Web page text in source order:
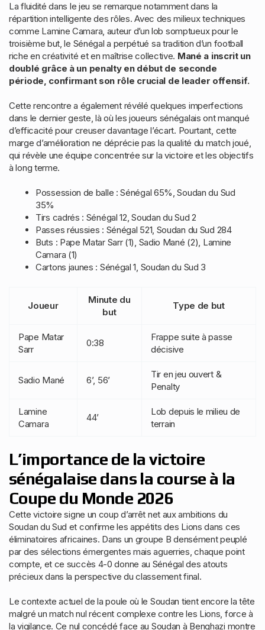
La fluidité dans le jeu se remarque notamment dans la
répartition intelligente des rôles. Avec des milieux techniques
comme Lamine Camara, auteur d’un lob somptueux pour le
troisième but, le Sénégal a perpétué sa tradition d’un football
riche en créativité et en maîtrise collective. Mané a inscrit un
doublé grâce à un penalty en début de seconde
période, confirmant son rôle crucial de leader offensif.
Cette rencontre a également révélé quelques imperfections
dans le dernier geste, là où les joueurs sénégalais ont manqué
d’efficacité pour creuser davantage l’écart. Pourtant, cette
marge d’amélioration ne déprécie pas la qualité du match joué,
qui révèle une équipe concentrée sur la victoire et les objectifs
à long terme.
Possession de balle : Sénégal 65%, Soudan du Sud
35%
Tirs cadrés : Sénégal 12, Soudan du Sud 2
Passes réussies : Sénégal 521, Soudan du Sud 284
Buts : Pape Matar Sarr (1), Sadio Mané (2), Lamine
Camara (1)
Cartons jaunes : Sénégal 1, Soudan du Sud 3
Joueur
Minute du
but
Type de but
Pape Matar
Sarr
0:38
Frappe suite à passe
décisive
Sadio Mané 6’, 56’
Tir en jeu ouvert &
Penalty
Lamine
Camara
44’
Lob depuis le milieu de
terrain
L’importance de la victoire
sénégalaise dans la course à la
Coupe du Monde 2026
Cette victoire signe un coup d’arrêt net aux ambitions du
Soudan du Sud et confirme les appétits des Lions dans ces
éliminatoires africaines. Dans un groupe B densément peuplé
par des sélections émergentes mais aguerries, chaque point
compte, et ce succès 4-0 donne au Sénégal des atouts
précieux dans la perspective du classement final.
Le contexte actuel de la poule où le Soudan tient encore la tête
malgré un match nul récent complexe contre les Lions, force à
la vigilance. Ce nul concédé face au Soudan à Benghazi montre